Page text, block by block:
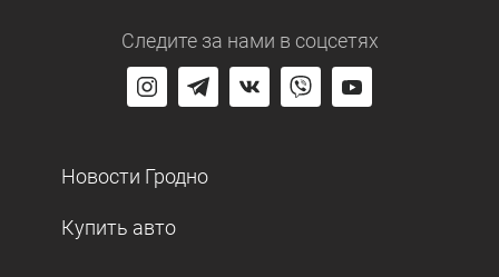
Следите за нами в соцсетях
Новости Гродно
Купить авто